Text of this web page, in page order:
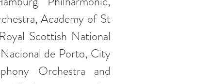
Academy of St
Scottish National
de Porto, City
Orchestra and